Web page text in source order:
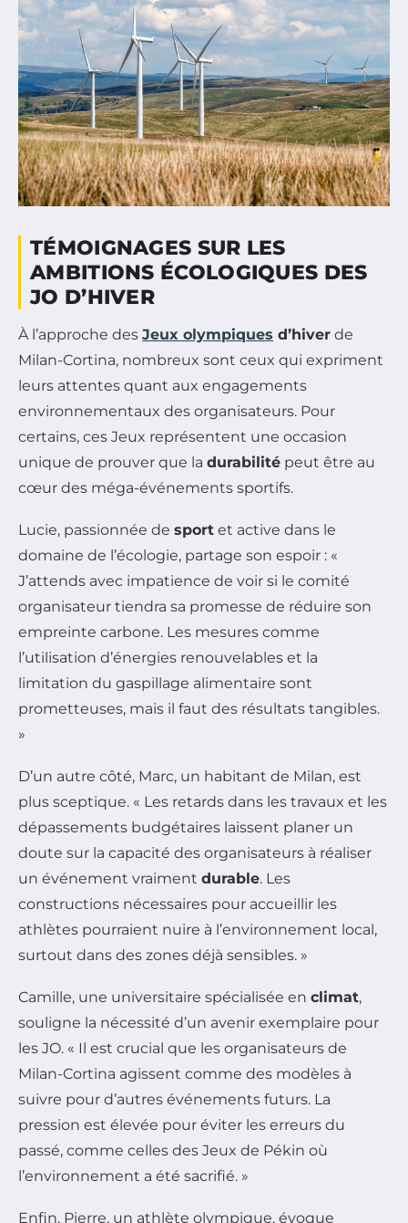
TÉMOIGNAGES SUR LES
AMBITIONS ÉCOLOGIQUES DES
JO D’HIVER
À l’approche des Jeux olympiques d’hiver de
Milan-Cortina, nombreux sont ceux qui expriment
leurs attentes quant aux engagements
environnementaux des organisateurs. Pour
certains, ces Jeux représentent une occasion
unique de prouver que la durabilité peut être au
cœur des méga-événements sportifs.
Lucie, passionnée de sport et active dans le
domaine de l’écologie, partage son espoir : «
J’attends avec impatience de voir si le comité
organisateur tiendra sa promesse de réduire son
empreinte carbone. Les mesures comme
l’utilisation d’énergies renouvelables et la
limitation du gaspillage alimentaire sont
prometteuses, mais il faut des résultats tangibles.
»
D’un autre côté, Marc, un habitant de Milan, est
plus sceptique. « Les retards dans les travaux et les
dépassements budgétaires laissent planer un
doute sur la capacité des organisateurs à réaliser
un événement vraiment durable. Les
constructions nécessaires pour accueillir les
athlètes pourraient nuire à l’environnement local,
surtout dans des zones déjà sensibles. »
Camille, une universitaire spécialisée en climat,
souligne la nécessité d’un avenir exemplaire pour
les JO. « Il est crucial que les organisateurs de
Milan-Cortina agissent comme des modèles à
suivre pour d’autres événements futurs. La
pression est élevée pour éviter les erreurs du
passé, comme celles des Jeux de Pékin où
l’environnement a été sacrifié. »
Enfin, Pierre, un athlète olympique, évoque